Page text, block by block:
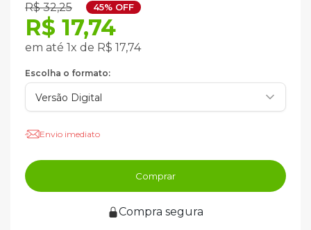
R$ 32,25 45% OFF
R$ 17,74
em até 1x de R$ 17,74
Escolha o formato:
Envio imediato
Comprar
Compra segura